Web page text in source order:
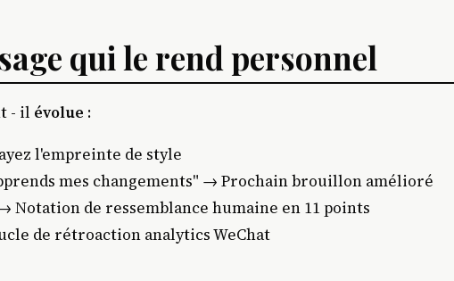
qui le rend personnel
- il évolue :
l'empreinte de style
mes changements" → Prochain brouillon amélioré
de ressemblance humaine en 11 points
de rétroaction analytics WeChat